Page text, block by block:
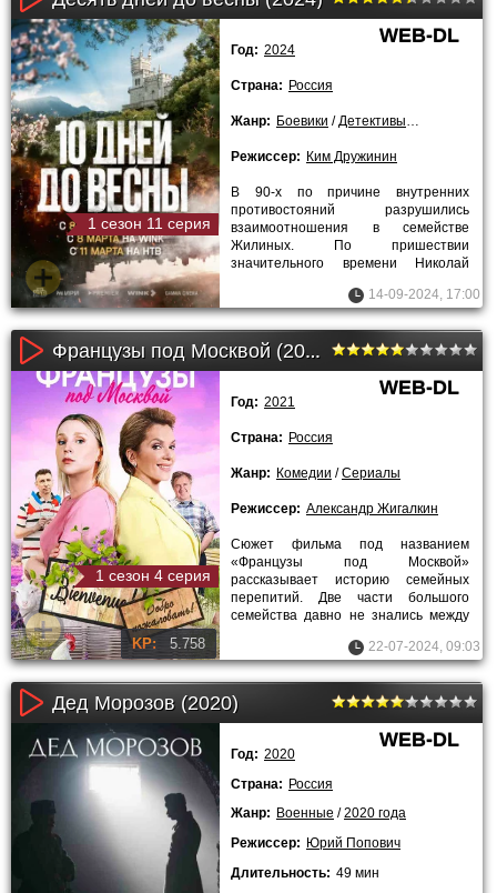
1 сезон 11 серия
WEB-DL
Год: 2024
Страна: Россия
Жанр: Боевики /Детективы/Драмы
Режиссер: Ким Дружинин
В 90-х по причине внутренних
противостояний разрушились
взаимоотношения в семействе
Жилиных. По пришествии
значительного времени Николай
преуспевающим и достигнувшим
14-09-2024, 17:00
Французы под Москвой (2021)
1 сезон 4 серия
KP: 5.758
WEB-DL
Год: 2021
Страна: Россия
Жанр: Комедии /Сериалы
Режиссер: Александр Жигалкин
Сюжет фильма под названием
«Французы под Москвой»
рассказывает историю семейных
перепитий. Две части большого
семейства давно не знались между
22-07-2024, 09:03
Дед Морозов (2020)
WEB-DL
Год: 2020
Страна: Россия
Жанр: Военные /2020 года
Режиссер: Юрий Попович
Длительность: 49 мин